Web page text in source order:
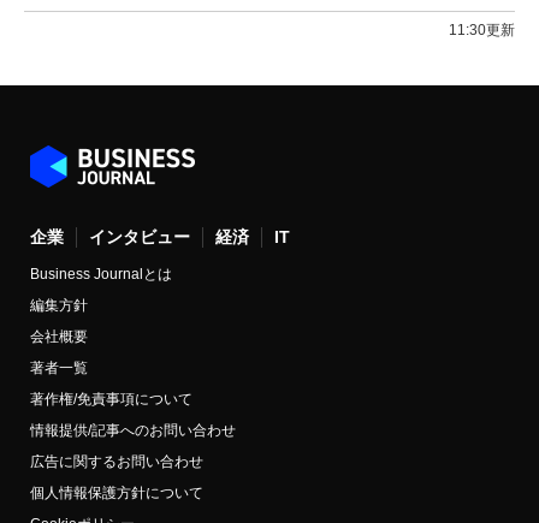
11:30更新
企業 インタビュー 経済 IT
Business Journalとは
編集方針
会社概要
著者一覧
著作権/免責事項について
情報提供/記事へのお問い合わせ
広告に関するお問い合わせ
個人情報保護方針について